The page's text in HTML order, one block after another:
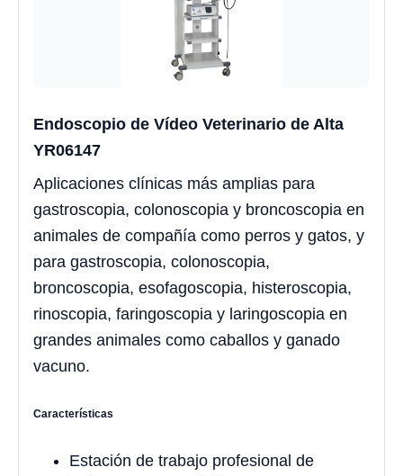
Endoscopio de Vídeo Veterinario de Alta
YR06147
Aplicaciones clínicas más amplias para
gastroscopia, colonoscopia y broncoscopia en
animales de compañía como perros y gatos, y
para gastroscopia, colonoscopia,
broncoscopia, esofagoscopia, histeroscopia,
rinoscopia, faringoscopia y laringoscopia en
grandes animales como caballos y ganado
vacuno.
Características
Estación de trabajo profesional de